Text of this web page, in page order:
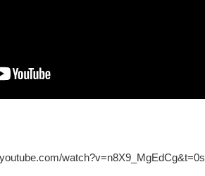
watch?v=n8X9_MgEdCg&t=0s